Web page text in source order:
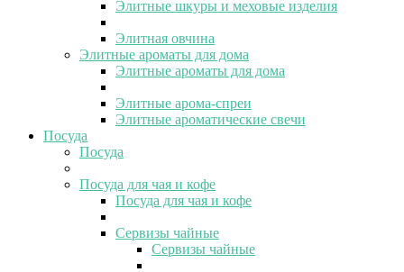
Элитные шкуры и меховые изделия
Элитная овчина
Элитные ароматы для дома
Элитные ароматы для дома
Элитные арома-спреи
Элитные ароматические свечи
Посуда
Посуда
Посуда для чая и кофе
Посуда для чая и кофе
Сервизы чайные
Сервизы чайные